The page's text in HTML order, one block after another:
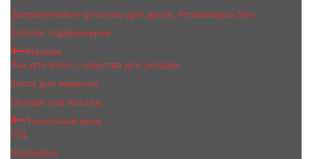
Заправляемые флаконы для духов, Атомайзеры 5мл
Каталог парфюмерии
Макияж
Лак для волос, средства для укладки
Кисти для макияжа
Основа под макияж
Тональный крем
YSL
Maybelline